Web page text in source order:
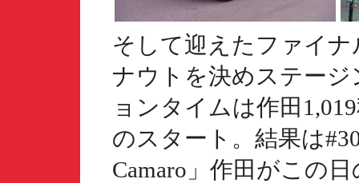
そして迎えたファイ
ナウトを決めステー
ョンタイムは作田
のスタート。結果は
Camaro」作田がこの